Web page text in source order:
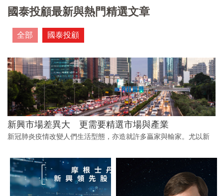
國泰投顧最新與熱門精選文章
全部 國泰投顧
新興市場差異大 更需要精選市場與產業
新冠肺炎疫情改變人們生活型態，亦造就許多贏家與輸家。尤以新
家數目多，彼此之間的差異大，因此更需聚焦在關鍵少數的大型國
家與成長主題，因為這些將成為新興市場未來的強勁前進動力。